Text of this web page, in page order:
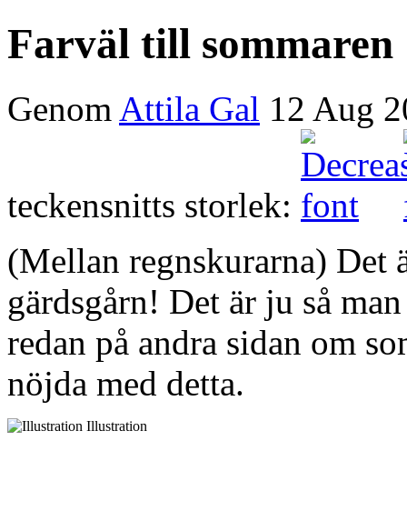
Farväl till sommaren
Genom Attila Gal 12 Aug
teckensnitts storlek:
(Mellan regnskurarna) Det
gärdsgårn! Det är ju så
redan på andra sidan om
nöjda med detta.
Illustration